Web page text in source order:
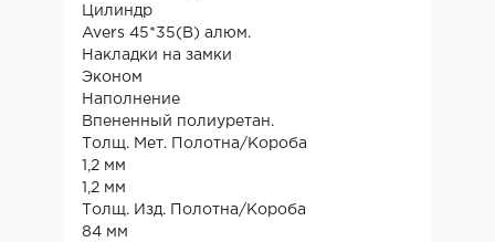
Цилиндр
Avers 45*35(В) алюм.
Накладки на замки
Эконом
Наполнение
Впененный полиуретан.
Толщ. Мет. Полотна/Короба
1,2 мм
1,2 мм
Толщ. Изд. Полотна/Короба
84 мм